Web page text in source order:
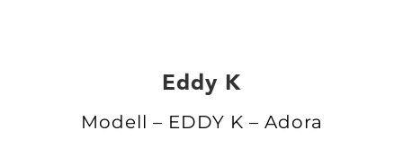
Eddy K
Modell – EDDY K – Adora